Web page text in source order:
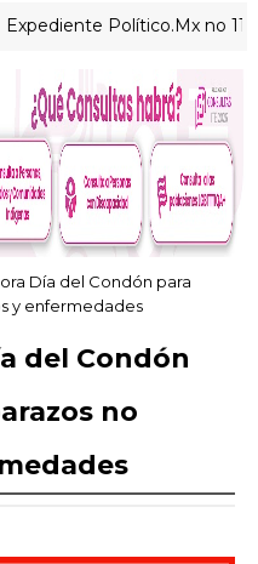
Político.Mx no 1126
Día del Condón para
y enfermedades
del Condón
no